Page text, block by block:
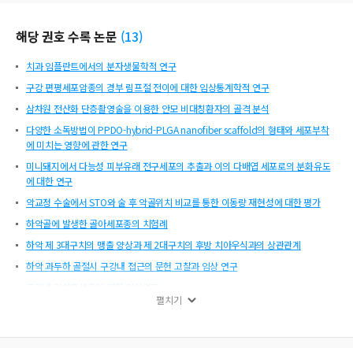
해당 권호 수록 논문 (13)
치과 임플란트에서의 분자생물학적 연구
구강 편평세포암종의 경부 림프절 전이에 대한 임상통계학적 연구
삼차원 전산화 단층촬영술을 이용한 안모 비대칭환자의 골격 분석
다양한 소독방법이 PPDO-hybrid-PLGA nanofiber scaffold의 형태와 세포부착
에 미치는 영향에 관한 연구
미니돼지에서 다능성 피부유래 전구세포의 추출과 이의 다배엽 세포로의 분화유도
에 대한 연구
악교정 수술에서 STO와 술 후 악골위치 비교를 통한 이동량 재현성에 대한 평가
하악골에 발생한 골아세포종의 치험례
하악 제 3대구치의 맹출 양상과 제 2대구치의 후방 치아우식과의 상관관계
하악 과두하 골절시 구강내 접근의 문헌 고찰과 임상 연구
구강내 악성흑색종에 대한 임상연구
펼치기